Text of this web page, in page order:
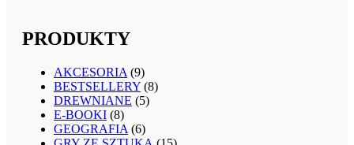
PRODUKTY
AKCESORIA (9)
BESTSELLERY (8)
DREWNIANE (5)
E-BOOKI (8)
GEOGRAFIA (6)